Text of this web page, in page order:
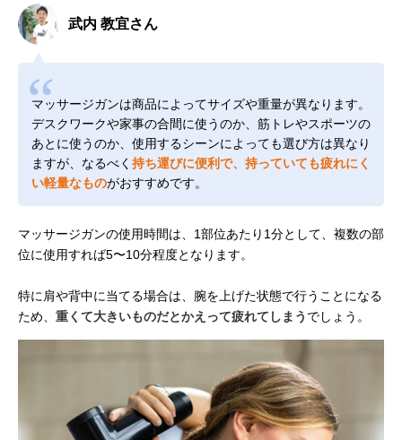
武内 教宜さん
マッサージガンは商品によってサイズや重量が異なります。
デスクワークや家事の合間に使うのか、筋トレやスポーツの
あとに使うのか、使用するシーンによっても選び方は異なり
ますが、なるべく 持ち運びに便利で、持っていても疲れにく
い軽量なものがおすすめです。
マッサージガンの使用時間は、1部位あたり1分として、複数の部
位に使用すれば5〜10分程度となります。
特に肩や背中に当てる場合は、腕を上げた状態で行うことになる
ため、 重くて大きいものだとかえって疲れてしまう でしょう。